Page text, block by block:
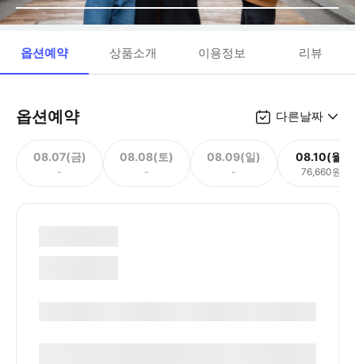
옵션예약 상품소개 이용정보 리뷰
옵션예약 다른날짜
08.07(금)
-
08.08(토)
-
08.09(일)
-
08.10(월)
76,660원